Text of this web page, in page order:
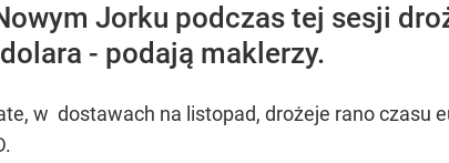
Jorku podczas tej sesji
- podają maklerzy.
w dostawach na listopad, drożeje rano czasu